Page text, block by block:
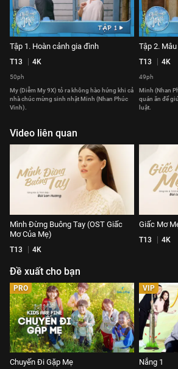
Tập 1. Hoàn cảnh gia đình
T13 4K
50ph
My (Diễm My 9X) tỏ ra không hào hứng khi cả
nhà chúc mừng sinh nhật Minh (Nhan Phúc
Vinh).
Tập 2.
T13 4K
49ph
Minh (Nhan
quán ăn để
luật.
Video liên quan
Mình Đừng Buông Tay (OST Giấc
Mơ Của Mẹ)
T13 4K
Giấc Mơ
T13 4K
Đề xuất cho bạn
PRO
Chuyến Đi Gặp Mẹ
VIP
Nắng 1